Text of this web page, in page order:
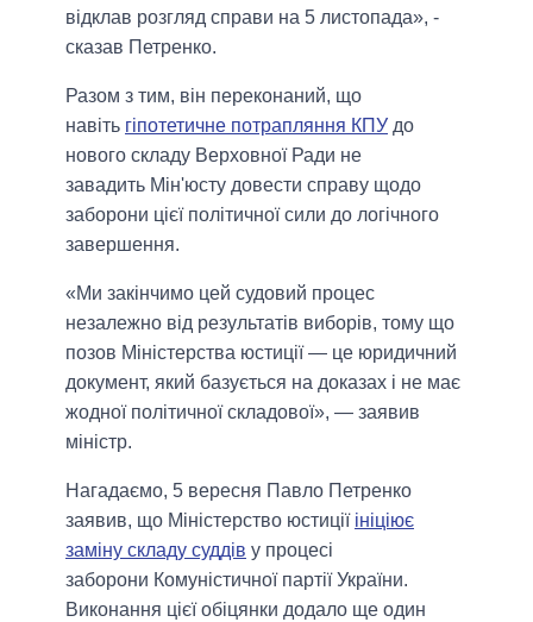
відклав розгляд справи на 5 листопада», -
сказав Петренко.
Разом з тим, він переконаний, що
навіть гіпотетичне потрапляння КПУ до
нового складу Верховної Ради не
завадить Мін'юсту довести справу щодо
заборони цієї політичної сили до логічного
завершення.
«Ми закінчимо цей судовий процес
незалежно від результатів виборів, тому що
позов Міністерства юстиції — це юридичний
документ, який базується на доказах і не має
жодної політичної складової», — заявив
міністр.
Нагадаємо, 5 вересня Павло Петренко
заявив, що Міністерство юстиції ініціює
заміну складу суддів у процесі
заборони Комуністичної партії України.
Виконання цієї обіцянки додало ще один